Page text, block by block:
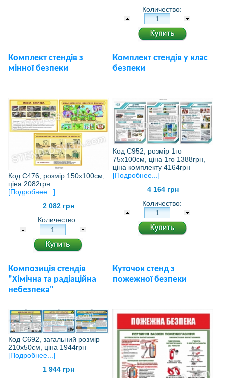
Количество:
Комплект стендів з
мінної безпеки
Код С476, розмір 150х100см,
ціна 2082грн
[Подробнее...]
2 082 грн
Количество:
Комплект стендів у клас
безпеки
Код С952, розмір 1го
75х100см, ціна 1го 1388грн,
ціна комплекту 4164грн
[Подробнее...]
4 164 грн
Количество:
Композиція стендів
"Хімічна та радіаційна
небезпека"
Код С692, загальний розмір
210х50см, ціна 1944грн
[Подробнее...]
1 944 грн
Куточок стенд з
пожежної безпеки